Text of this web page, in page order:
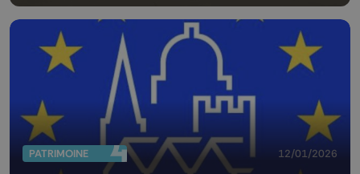
PATRIMOINE 12/01/2026